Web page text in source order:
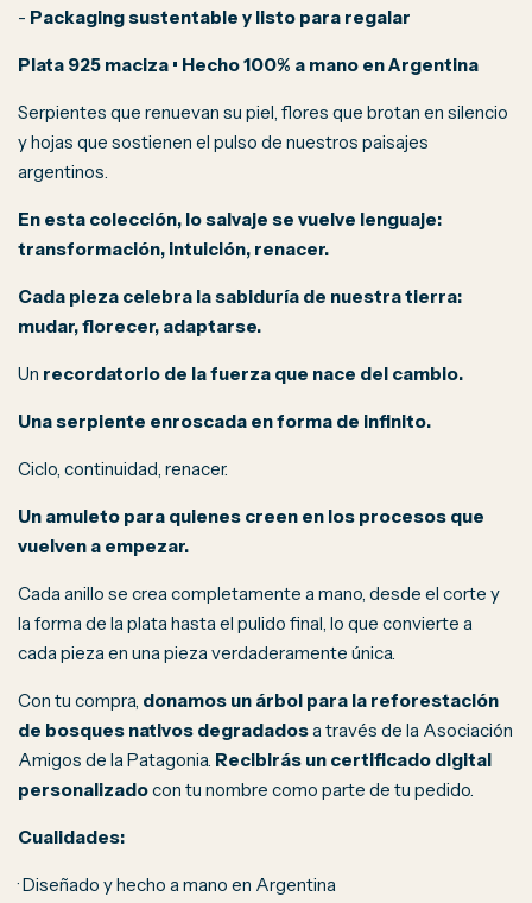
- Packaging sustentable y listo para regalar
Plata 925 maciza • Hecho 100% a mano en Argentina
Serpientes que renuevan su piel, flores que brotan en silencio
y hojas que sostienen el pulso de nuestros paisajes
argentinos.
En esta colección, lo salvaje se vuelve lenguaje:
transformación, intuición, renacer.
Cada pieza celebra la sabiduría de nuestra tierra:
mudar, florecer, adaptarse.
Un recordatorio de la fuerza que nace del cambio.
Una serpiente enroscada en forma de infinito.
Ciclo, continuidad, renacer.
Un amuleto para quienes creen en los procesos que
vuelven a empezar.
Cada anillo se crea completamente a mano, desde el corte y
la forma de la plata hasta el pulido final, lo que convierte a
cada pieza en una pieza verdaderamente única.
Con tu compra, donamos un árbol para la reforestación
de bosques nativos degradadosa través de la Asociación
Amigos de la Patagonia. Recibirás un certificado digital
personalizadocon tu nombre como parte de tu pedido.
Cualidades:
·Diseñado y hecho a mano en Argentina